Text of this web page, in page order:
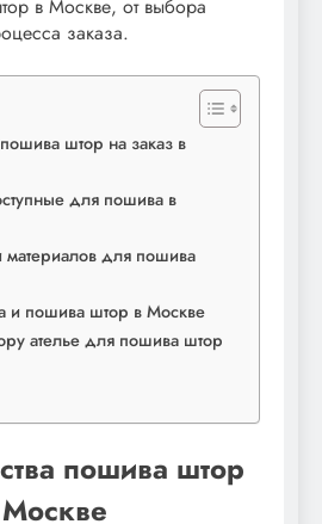
в Москве, от выбора
заказа.
штор на заказ в
для пошива в
материалов для пошива
и пошива штор в Москве
ателье для пошива штор
пошива штор